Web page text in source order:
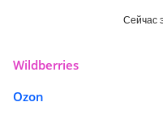
Сейчас
Wildberries
Ozon